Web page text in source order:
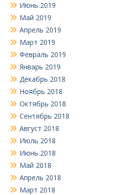
Июнь 2019
Май 2019
Апрель 2019
Март 2019
Февраль 2019
Январь 2019
Декабрь 2018
Ноябрь 2018
Октябрь 2018
Сентябрь 2018
Август 2018
Июль 2018
Июнь 2018
Май 2018
Апрель 2018
Март 2018